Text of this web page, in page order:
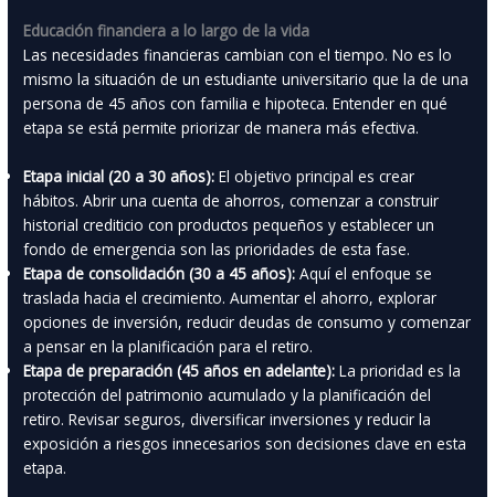
Educación financiera a lo largo de la vida
Las necesidades financieras cambian con el tiempo. No es lo
mismo la situación de un estudiante universitario que la de una
persona de 45 años con familia e hipoteca. Entender en qué
etapa se está permite priorizar de manera más efectiva.
Etapa inicial (20 a 30 años): El objetivo principal es crear
hábitos. Abrir una cuenta de ahorros, comenzar a construir
historial crediticio con productos pequeños y establecer un
fondo de emergencia son las prioridades de esta fase.
Etapa de consolidación (30 a 45 años): Aquí el enfoque se
traslada hacia el crecimiento. Aumentar el ahorro, explorar
opciones de inversión, reducir deudas de consumo y comenzar
a pensar en la planificación para el retiro.
Etapa de preparación (45 años en adelante): La prioridad es la
protección del patrimonio acumulado y la planificación del
retiro. Revisar seguros, diversificar inversiones y reducir la
exposición a riesgos innecesarios son decisiones clave en esta
etapa.